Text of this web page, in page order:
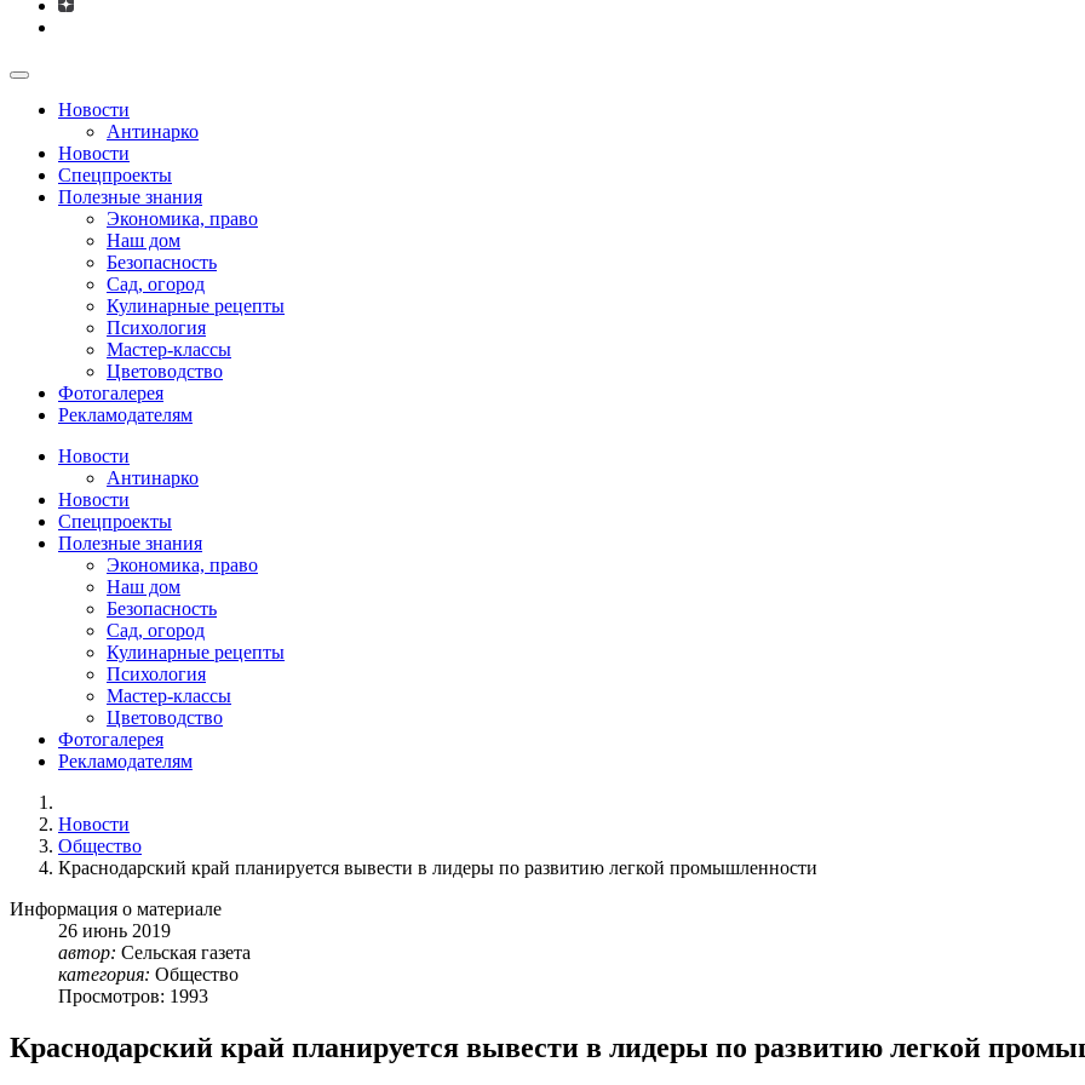
Новости
Антинарко
Новости
Спецпроекты
Полезные знания
Экономика, право
Наш дом
Безопасность
Сад, огород
Кулинарные рецепты
Психология
Мастер-классы
Цветоводство
Фотогалерея
Рекламодателям
Новости
Антинарко
Новости
Спецпроекты
Полезные знания
Экономика, право
Наш дом
Безопасность
Сад, огород
Кулинарные рецепты
Психология
Мастер-классы
Цветоводство
Фотогалерея
Рекламодателям
Новости
Общество
Краснодарский край планируется вывести в лидеры по развитию легкой промышленности
Информация о материале
26 июнь 2019
автор: Сельская газета
категория: Общество
Просмотров: 1993
Краснодарский край планируется вывести в лидеры по развитию легкой